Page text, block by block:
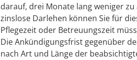
darauf, drei Monate lang weniger
zinslose Darlehen können Sie für
Pflegezeit oder Betreuungszeit
Die Ankündigungsfrist gegenüber
nach Art und Länge der